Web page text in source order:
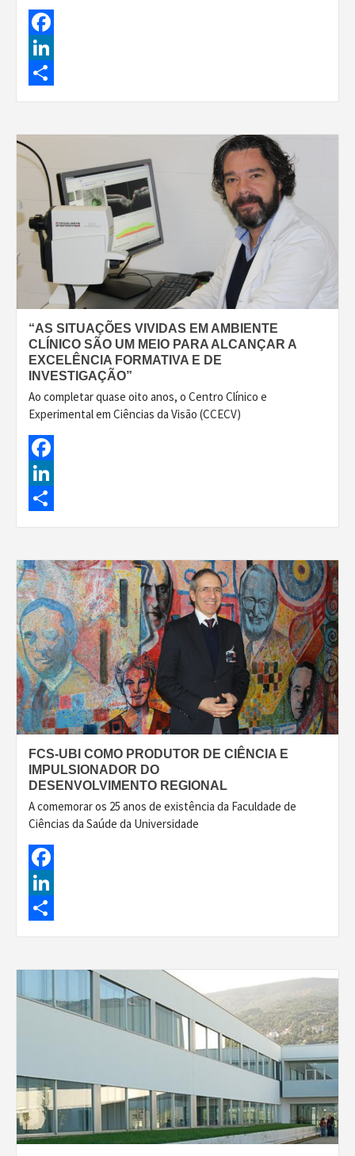
Facebook
LinkedIn
Share
“AS SITUAÇÕES VIVIDAS EM AMBIENTE
CLÍNICO SÃO UM MEIO PARA ALCANÇAR A
EXCELÊNCIA FORMATIVA E DE
INVESTIGAÇÃO”
Ao completar quase oito anos, o Centro Clínico e
Experimental em Ciências da Visão (CCECV)
Facebook
LinkedIn
Share
FCS-UBI COMO PRODUTOR DE CIÊNCIA E
IMPULSIONADOR DO
DESENVOLVIMENTO REGIONAL
A comemorar os 25 anos de existência da Faculdade de
Ciências da Saúde da Universidade
Facebook
LinkedIn
Share